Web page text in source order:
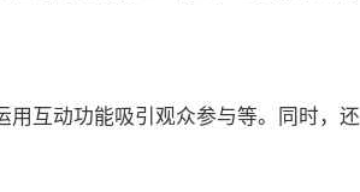
用互动功能吸引观众参与等。同时，还